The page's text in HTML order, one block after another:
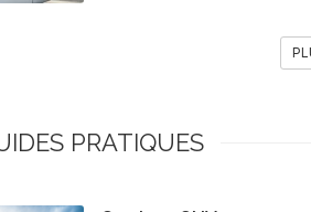
PRATIQUES